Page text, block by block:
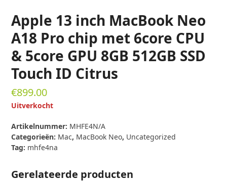
Apple 13 inch MacBook Neo
A18 Pro chip met 6core CPU
& 5core GPU 8GB 512GB SSD
Touch ID Citrus
€899.00
Uitverkocht
Artikelnummer: MHFE4N/A
Categorieën: Mac, MacBook Neo, Uncategorized
Tag: mhfe4na
Gerelateerde producten